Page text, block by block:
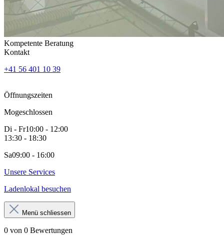
Kompetente Beratung
Kontakt
+41 56 401 10 39
Öffnungszeiten
Mogeschlossen
Di - Fr10:00 - 12:00
13:30 - 18:30
Sa09:00 - 16:00
Unsere Services
Ladenlokal besuchen
Menü schliessen
0 von 0 Bewertungen